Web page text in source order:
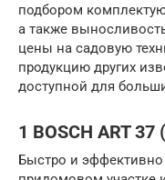
подбором
а также
цены на садовую
продукцию других
доступной для
1 BOSCH ART
Быстро и эффективно